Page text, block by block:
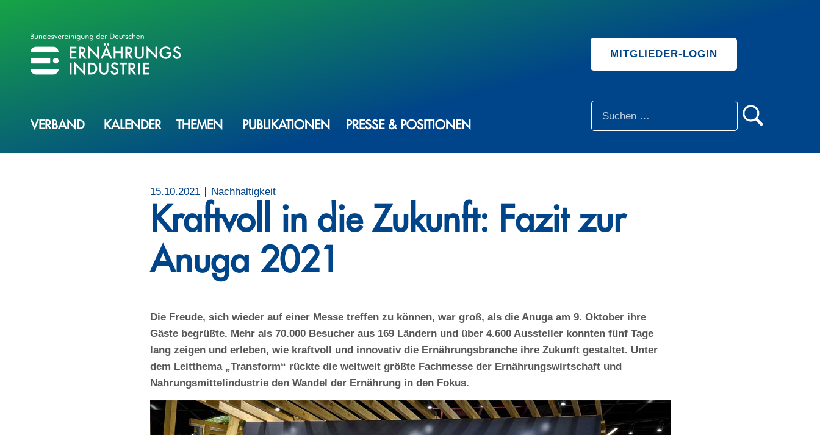
BVE
BUNDESVEREINIGUNG DER ERNÄHRUNGSINDUSTRIE MITGLIEDER-LOGIN
VERBAND KALENDER THEMEN PUBLIKATIONEN PRESSE & POSITIONEN
15.10.2021 Nachhaltigkeit
Kraftvoll in die Zukunft: Fazit zur
Anuga 2021
Die Freude, sich wieder auf einer Messe treffen zu können, war groß, als die Anuga am 9. Oktober ihre
Gäste begrüßte. Mehr als 70.000 Besucher aus 169 Ländern und über 4.600 Aussteller konnten fünf Tage
lang zeigen und erleben, wie kraftvoll und innovativ die Ernährungsbranche ihre Zukunft gestaltet. Unter
dem Leitthema „Transform“ rückte die weltweit größte Fachmesse der Ernährungswirtschaft und
Nahrungsmittelindustrie den Wandel der Ernährung in den Fokus.